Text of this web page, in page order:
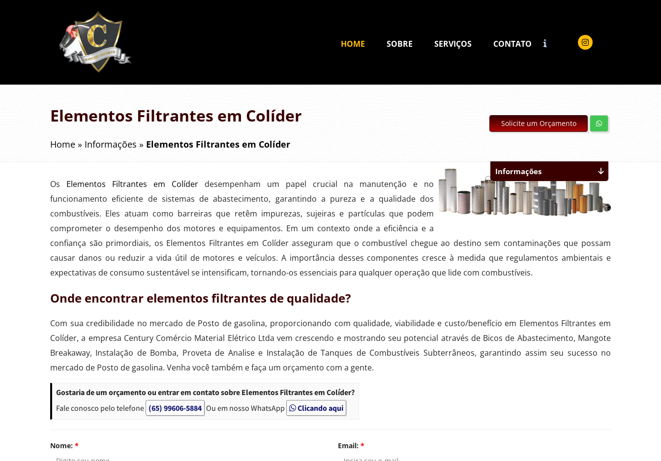
HOME SOBRE SERVIÇOS CONTATO
Elementos Filtrantes em Colíder
Home » Informações » Elementos Filtrantes em Colíder
Solicite um Orçamento
Os Elementos Filtrantes em Colíder desempenham um papel crucial na manutenção e no
funcionamento eficiente de sistemas de abastecimento, garantindo a pureza e a qualidade dos
combustíveis. Eles atuam como barreiras que retêm impurezas, sujeiras e partículas que podem
comprometer o desempenho dos motores e equipamentos. Em um contexto onde a eficiência e a
confiança são primordiais, os Elementos Filtrantes em Colíder asseguram que o combustível chegue ao destino sem contaminações que possam
causar danos ou reduzir a vida útil de motores e veículos. A importância desses componentes cresce à medida que regulamentos ambientais e
expectativas de consumo sustentável se intensificam, tornando-os essenciais para qualquer operação que lide com combustíveis.
Onde encontrar elementos filtrantes de qualidade?
Com sua credibilidade no mercado de Posto de gasolina, proporcionando com qualidade, viabilidade e custo/benefício em Elementos Filtrantes em
Colíder, a empresa Century Comércio Material Elétrico Ltda vem crescendo e mostrando seu potencial através de Bicos de Abastecimento, Mangote
Breakaway, Instalação de Bomba, Proveta de Analise e Instalação de Tanques de Combustíveis Subterrâneos, garantindo assim seu sucesso no
mercado de Posto de gasolina. Venha você também e faça um orçamento com a gente.
Gostaria de um orçamento ou entrar em contato sobre Elementos Filtrantes em Colíder?
Fale conosco pelo telefone (65) 99606-5884 Ou em nosso WhatsApp Clicando aqui
Nome: * Email: *
Informações